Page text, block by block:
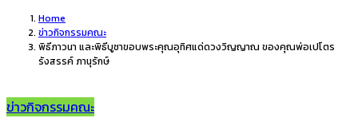
Home
ข่าวกิจกรรมคณะ
พิธีภาวนา และพิธีบูชาขอบพระคุณอุทิศแด่ดวงวิญญาณ ของคุณพ่อเปโตร
รังสรรค์ ภานุรักษ์
ข่าวกิจกรรมคณะ